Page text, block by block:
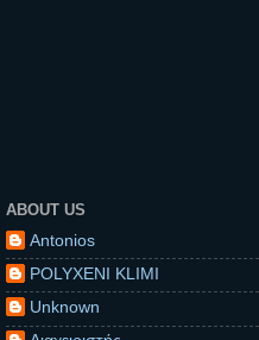
ABOUT US
Antonios
POLYXENI KLIMI
Unknown